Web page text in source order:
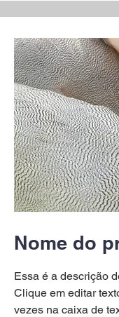
Nome do
Essa é a descrição
Clique em editar
vezes na caixa de